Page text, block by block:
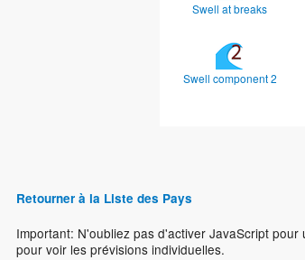
Swell at breaks
Swell component 2
Retourner à la Liste des Pays
Important: N'oubliez pas d'activer JavaScript
pour voir les prévisions individuelles.